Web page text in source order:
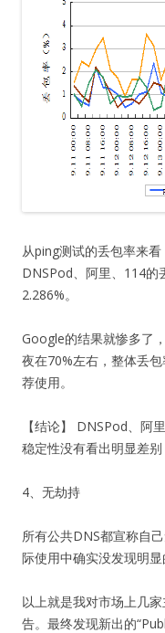
从ping测试的丢包率来
DNSPod、阿里、114的
2.286%。
Google的结果就惨多了
夜在70%左右，整体丢
荐使用。
【结论】 DNSPod、阿
稳定性没有看出明显差别
4、无劫持
所有公共DNS都宣称自
际使用中确实没发现明显
以上就是我对市场上几
告。最终发现新出的